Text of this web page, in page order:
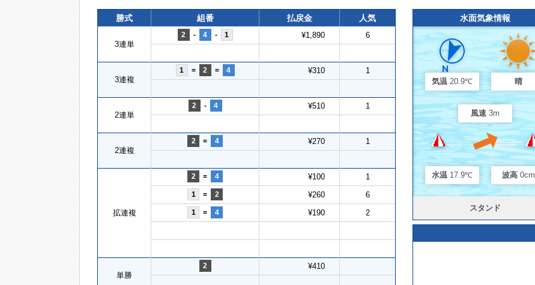
勝式 組番 払戻金 人気
3連単
2 - 4 - 1 ¥1,890 6
3連複
1 = 2 = 4 ¥310 1
2連単
2 - 4 ¥510 1
2連複
2 = 4 ¥270 1
拡連複
2 = 4 ¥100 1
1 = 2 ¥260 6
1 = 4 ¥190 2
単勝
2 ¥410
水面気象情報
気温 20.9℃ 晴
風速 3m
水温 17.9℃ 波高 0cm
スタンド